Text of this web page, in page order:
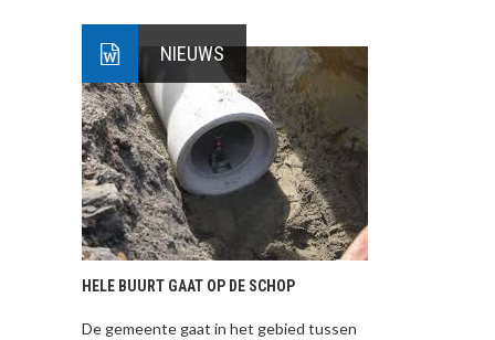
NIEUWS
HELE BUURT GAAT OP DE SCHOP
De gemeente gaat in het gebied tussen